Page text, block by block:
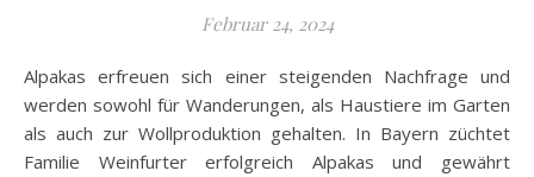
Februar 24, 2024
Alpakas erfreuen sich einer steigenden Nachfrage und
werden sowohl für Wanderungen, als Haustiere im Garten
als auch zur Wollproduktion gehalten. In Bayern züchtet
Familie Weinfurter erfolgreich Alpakas und gewährt